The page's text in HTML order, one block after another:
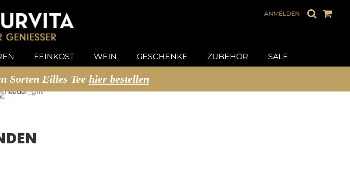
ANMELDEN
FEINKOST WEIN GESCHENKE ZUBEHÖR SALE
Sorten Eilles Tee hier bestellen